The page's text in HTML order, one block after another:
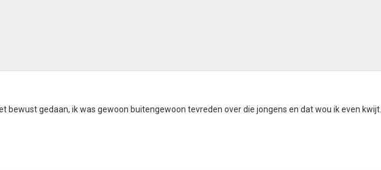
bewust gedaan, ik was gewoon buitengewoon tevreden over die jongens en dat wou ik even kwijt...